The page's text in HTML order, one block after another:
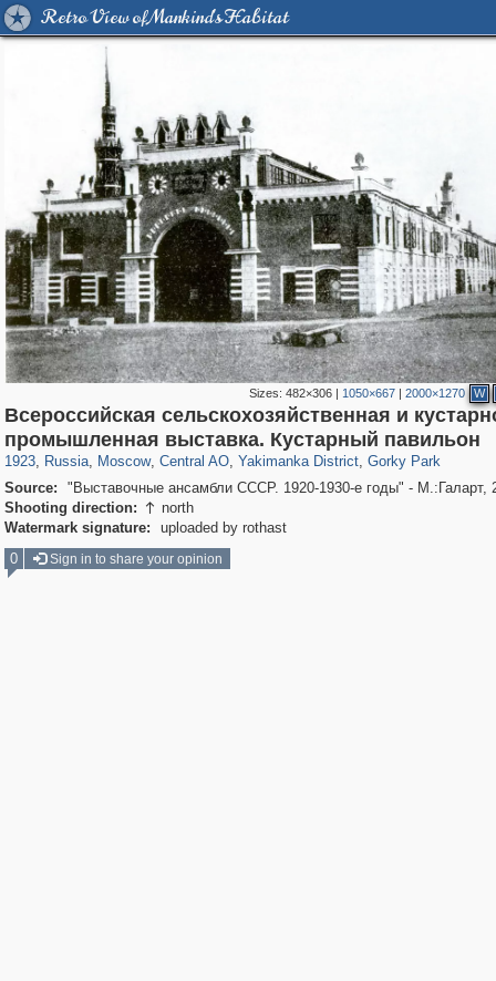
Retro View of Mankind's Habitat
Sizes: 482×306| 1050×667| 2000×1270 W
Всероссийская сельскохозяйственная и
промышленная выставка. Кустарный павильон
1923, Russia
1,406,255 29,243
, Moscow
319,780 8,286
, Central AO
159,978 5,916
, Yakimanka District
13,375 458
, Gorky Park
2,763 8
Source:
"Выставочные ансамбли СССР. 1920-1930-е годы" - М.:Галарт,
Shooting direction:  north
Watermark signature:
uploaded by rothast
0
Sign in to share your opinion